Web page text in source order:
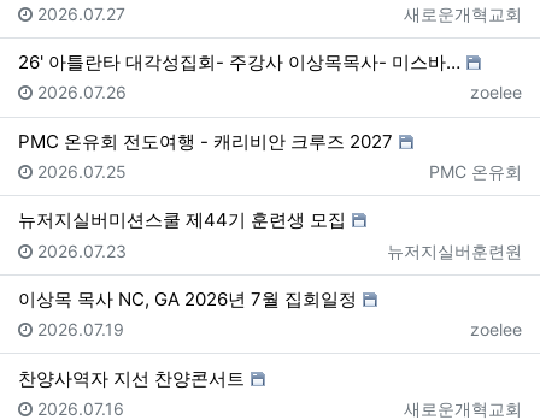
등록자
새로운개혁교회
등록일
2026.07.27
26' 아틀란타 대각성집회- 주강사 이상목목사- 미스바…
등록자
zoelee
등록일
2026.07.26
PMC 온유회 전도여행 - 캐리비안 크루즈 2027
등록자
PMC 온유회
등록일
2026.07.25
뉴저지실버미션스쿨 제44기 훈련생 모집
등록자
뉴저지실버훈련원
등록일
2026.07.23
이상목 목사 NC, GA 2026년 7월 집회일정
등록자
zoelee
등록일
2026.07.19
찬양사역자 지선 찬양콘서트
등록자
새로운개혁교회
등록일
2026.07.16